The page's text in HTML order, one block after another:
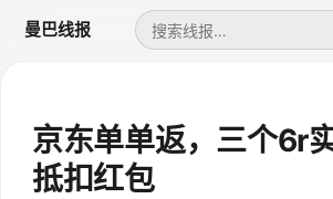
曼巴线报
京东单单返，三个6r
抵扣红包